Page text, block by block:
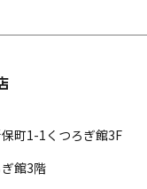
町1-1くつろぎ館3F
館3階